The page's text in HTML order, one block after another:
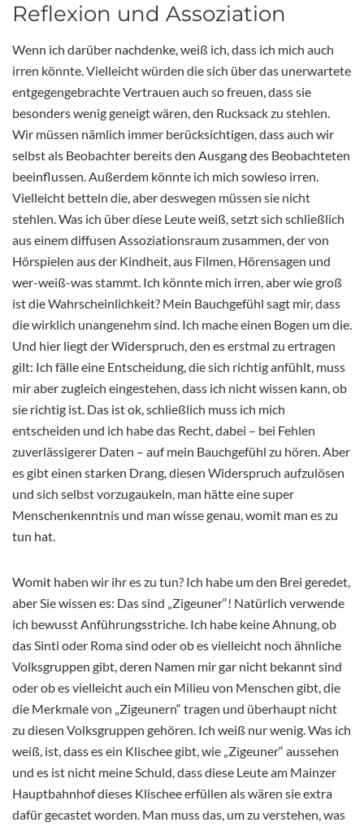
Reflexion und Assoziation
Wenn ich darüber nachdenke, weiß ich, dass ich mich auch
irren könnte. Vielleicht würden die sich über das unerwartete
entgegengebrachte Vertrauen auch so freuen, dass sie
besonders wenig geneigt wären, den Rucksack zu stehlen.
Wir müssen nämlich immer berücksichtigen, dass auch wir
selbst als Beobachter bereits den Ausgang des Beobachteten
beeinflussen. Außerdem könnte ich mich sowieso irren.
Vielleicht betteln die, aber deswegen müssen sie nicht
stehlen. Was ich über diese Leute weiß, setzt sich schließlich
aus einem diffusen Assoziationsraum zusammen, der von
Hörspielen aus der Kindheit, aus Filmen, Hörensagen und
wer-weiß-was stammt. Ich könnte mich irren, aber wie groß
ist die Wahrscheinlichkeit? Mein Bauchgefühl sagt mir, dass
die wirklich unangenehm sind. Ich mache einen Bogen um die.
Und hier liegt der Widerspruch, den es erstmal zu ertragen
gilt: Ich fälle eine Entscheidung, die sich richtig anfühlt, muss
mir aber zugleich eingestehen, dass ich nicht wissen kann, ob
sie richtig ist. Das ist ok, schließlich muss ich mich
entscheiden und ich habe das Recht, dabei – bei Fehlen
zuverlässigerer Daten – auf mein Bauchgefühl zu hören. Aber
es gibt einen starken Drang, diesen Widerspruch aufzulösen
und sich selbst vorzugaukeln, man hätte eine super
Menschenkenntnis und man wisse genau, womit man es zu
tun hat.
Womit haben wir ihr es zu tun? Ich habe um den Brei geredet,
aber Sie wissen es: Das sind „Zigeuner“! Natürlich verwende
ich bewusst Anführungsstriche. Ich habe keine Ahnung, ob
das Sinti oder Roma sind oder ob es vielleicht noch ähnliche
Volksgruppen gibt, deren Namen mir gar nicht bekannt sind
oder ob es vielleicht auch ein Milieu von Menschen gibt, die
die Merkmale von „Zigeunern“ tragen und überhaupt nicht
zu diesen Volksgruppen gehören. Ich weiß nur wenig. Was ich
weiß, ist, dass es ein Klischee gibt, wie „Zigeuner“ aussehen
und es ist nicht meine Schuld, dass diese Leute am Mainzer
Hauptbahnhof dieses Klischee erfüllen als wären sie extra
dafür gecastet worden. Man muss das, um zu verstehen, was